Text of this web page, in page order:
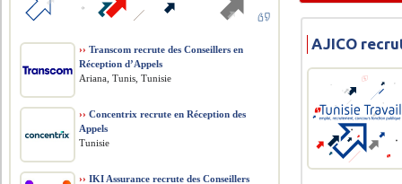
AJICO
›› Transcom recrute des Conseillers en
Réception d’Appels
Ariana, Tunis, Tunisie
›› Concentrix recrute en Réception des
Appels
Tunisie
›› IKI Assurance recrute des Conseillers